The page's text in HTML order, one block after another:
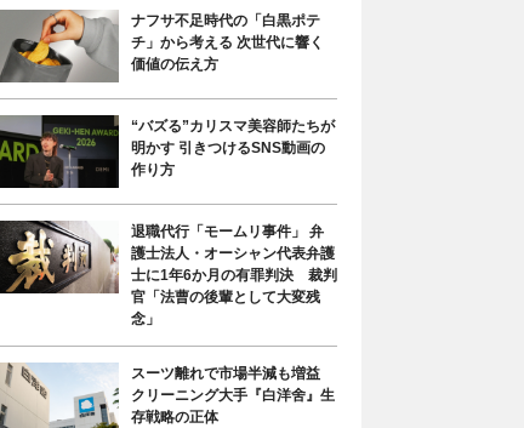
ナフサ不足時代の「白黒ポテ
チ」から考える 次世代に響く
価値の伝え方
“バズる”カリスマ美容師たちが
明かす 引きつけるSNS動画の
作り方
退職代行「モームリ事件」 弁
護士法人・オーシャン代表弁護
士に1年6か月の有罪判決 裁判
官「法曹の後輩として大変残
念」
スーツ離れで市場半減も増益
クリーニング大手『白洋舍』生
存戦略の正体